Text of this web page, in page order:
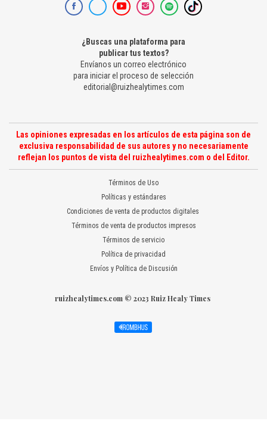
¿Buscas una plataforma para
publicar tus textos?
Envíanos un correo electrónico
para iniciar el proceso de selección
editorial@ruizhealytimes.com
Las opiniones expresadas en los artículos de esta página son de
exclusiva responsabilidad de sus autores y no necesariamente
reflejan los puntos de vista del ruizhealytimes.com o del Editor.
Términos de Uso
Políticas y estándares
Condiciones de venta de productos digitales
Términos de venta de productos impresos
Términos de servicio
Política de privacidad
Envíos y Política de Discusión
ruizhealytimes.com © 2023 Ruiz Healy Times